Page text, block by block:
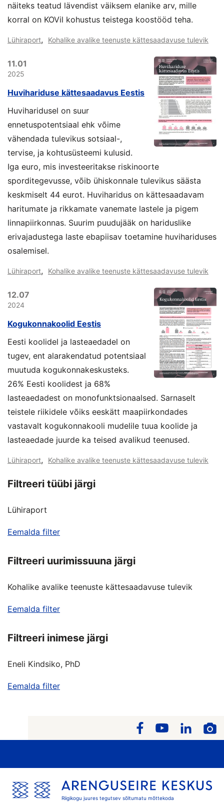
näiteks teatud lävendist väiksem elanike arv, mille
korral on KOVil kohustus teistega koostööd teha.
Lühiraport, Kohalike avalike teenuste kättesaadavuse tulevik
11.01
2025
Huvihariduse kättesaadavus Eestis
Huviharidusel on suur
ennetuspotentsiaal ehk võime
vähendada tulevikus sotsiaal-,
tervise, ja kohtusüsteemi kulusid.
Iga euro, mis investeeritakse riskinoorte
sporditegevusse, võib ühiskonnale tulevikus säästa
keskmiselt 44 eurot. Huviharidus on kättesaadavam
haritumate ja rikkamate vanemate lastele ja pigem
linnapiirkonnas. Suurim puudujääk on hariduslike
erivajadustega laste ebapiisav toetamine huvihariduses
osalemisel.
Lühiraport, Kohalike avalike teenuste kättesaadavuse tulevik
12.07
2024
Kogukonnakoolid Eestis
Eesti koolidel ja lasteaedadel on
tugev, ent alarakendatud potentsiaal
muutuda kogukonnakeskusteks.
26% Eesti koolidest ja 68%
lasteaedadest on monofunktsionaalsed. Sarnaselt
teistele riikidele võiks eeskätt maapiirkondades
vastavalt kogukonnakooli mudelile tuua koolide ja
lasteaedade juurde ka teised avalikud teenused.
Lühiraport, Kohalike avalike teenuste kättesaadavuse tulevik
Filtreeri tüübi järgi
Lühiraport
Eemalda filter
Filtreeri uurimissuuna järgi
Kohalike avalike teenuste kättesaadavuse tulevik
Eemalda filter
Filtreeri inimese järgi
Eneli Kindsiko, PhD
Eemalda filter
Riigikogu juures tegutsev sõltumatu mõttekoda